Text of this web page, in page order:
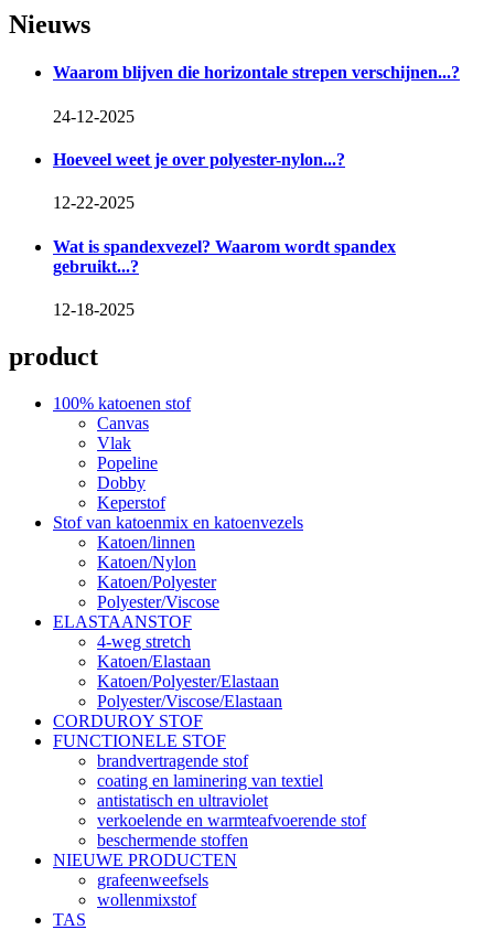
Nieuws
Waarom blijven die horizontale strepen verschijnen...?
24-12-2025
Hoeveel weet je over polyester-nylon...?
12-22-2025
Wat is spandexvezel? Waarom wordt spandex
gebruikt...?
12-18-2025
product
100% katoenen stof
Canvas
Vlak
Popeline
Dobby
Keperstof
Stof van katoenmix en katoenvezels
Katoen/linnen
Katoen/Nylon
Katoen/Polyester
Polyester/Viscose
ELASTAANSTOF
4-weg stretch
Katoen/Elastaan
Katoen/Polyester/Elastaan
Polyester/Viscose/Elastaan
CORDUROY STOF
FUNCTIONELE STOF
brandvertragende stof
coating en laminering van textiel
antistatisch en ultraviolet
verkoelende en warmteafvoerende stof
beschermende stoffen
NIEUWE PRODUCTEN
grafeenweefsels
wollenmixstof
TAS